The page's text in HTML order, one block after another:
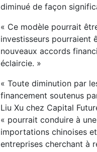
diminué de façon
« Ce modèle pourrait
investisseurs pourraient
nouveaux accords
éclaircie. »
« Toute diminution par
financement soutenus
Liu Xu chez Capital
« pourrait conduire à
importations chinoises
entreprises cherchant à